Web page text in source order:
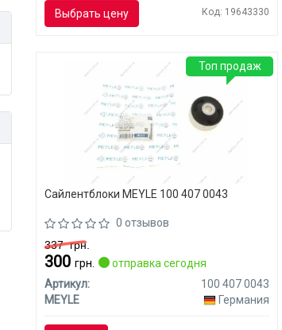
Выбрать цену Код: 19643330
Сайлентблоки MEYLE 100 407 0043
0 отзывов
337грн.
300 грн.
отправка сегодня
Артикул:
100 407 0043
MEYLE
Германия
Топ продаж